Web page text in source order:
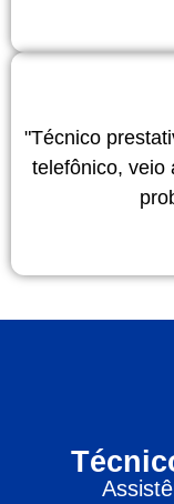
"Técnico
telefônico, veio